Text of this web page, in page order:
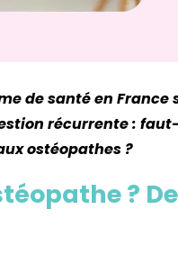
de santé en
récurrente :
ostéopathes ?
?